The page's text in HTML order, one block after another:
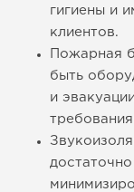
гигиены и
клиентов.
Пожарная
быть
и